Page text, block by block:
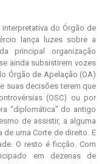
do Órgão de
lança luzes sobre a
principal organização
ainda subsistirem vozes
Órgão de Apelação (OA)
suas decisões terem que
(OSC) ou por
“diplomática” do antigo
de assistir, a alguma
de uma Corte de direito. E
O resto é ficção. Com
em dezenas de